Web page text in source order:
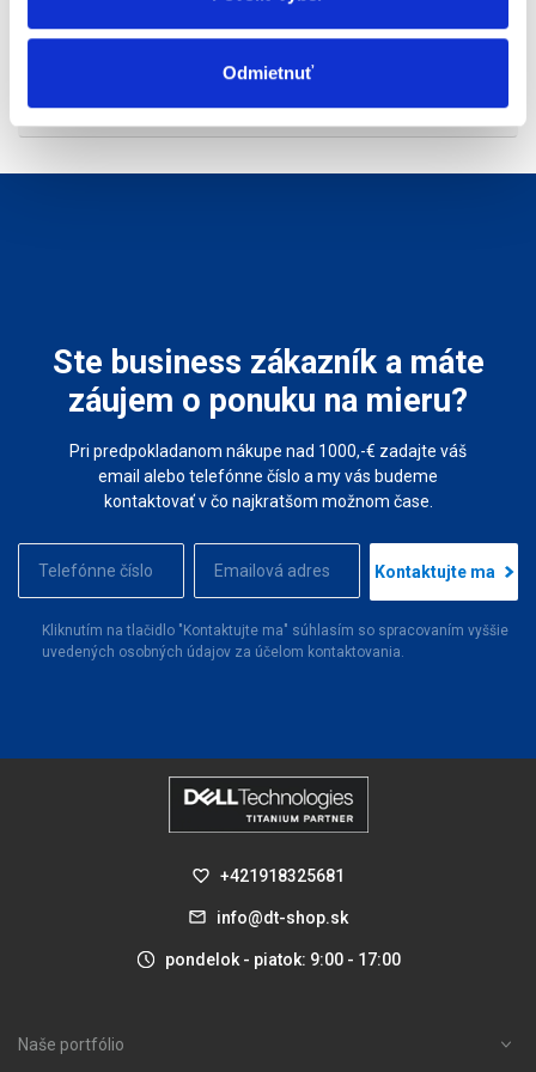
Odmietnuť
Mohlo by vás zaujímať
Ste business zákazník a máte
záujem o ponuku na mieru?
Pri predpokladanom nákupe nad 1000,-€ zadajte váš
email alebo telefónne číslo a my vás budeme
kontaktovať v čo najkratšom možnom čase.
Kontaktujte ma
Kliknutím na tlačidlo "Kontaktujte ma" súhlasím so spracovaním vyššie
uvedených osobných údajov za účelom kontaktovania.
+421918325681
info@dt-shop.sk
pondelok - piatok: 9:00 - 17:00
Naše portfólio